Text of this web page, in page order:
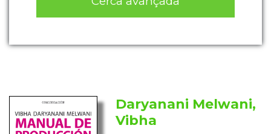
Daryanani Melwani,
Vibha